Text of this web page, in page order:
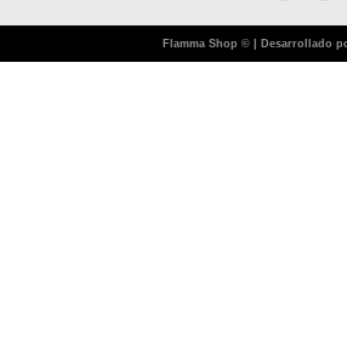
Flamma Shop © | Desarrollado